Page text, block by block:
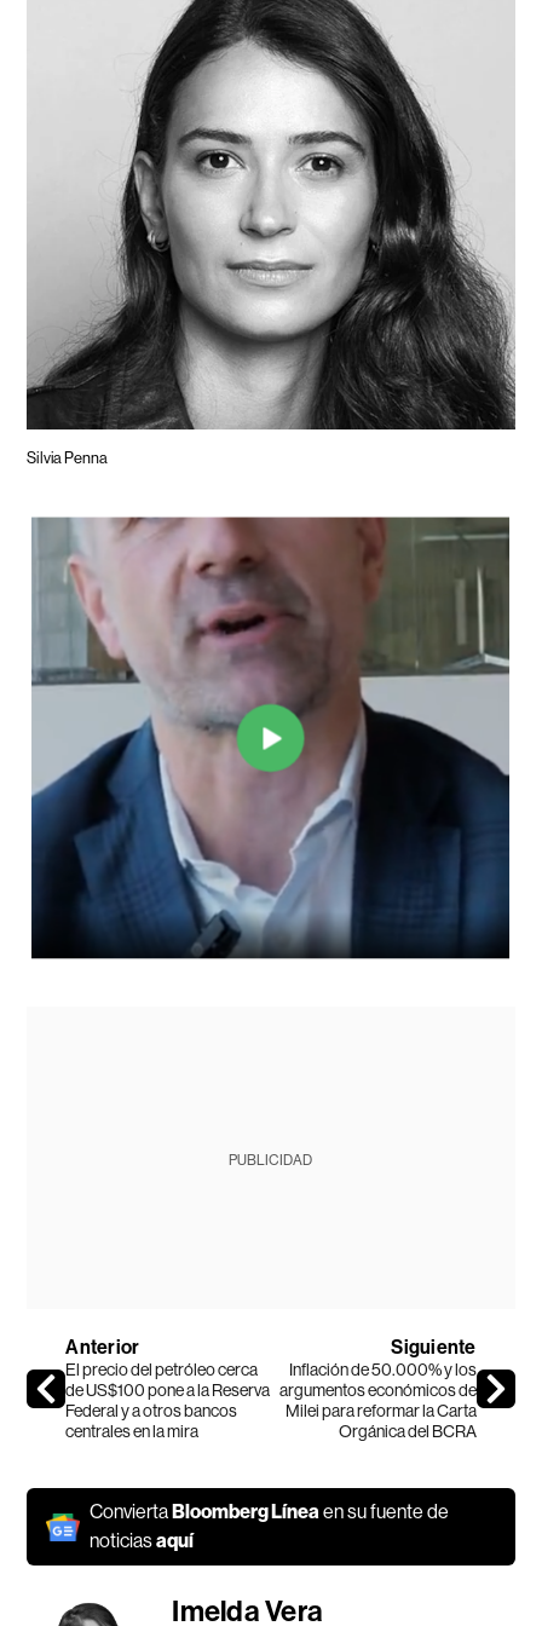
Silvia Penna
PUBLICIDAD
Anterior
El precio del petróleo cerca
de US$100 pone a la Reserva
Federal y a otros bancos
centrales en la mira
Siguiente
Inflación de 50.000% y los
argumentos económicos de
Milei para reformar la Carta
Orgánica del BCRA
Convierta Bloomberg Líneaen su fuente de
noticiasaquí
Imelda Vera